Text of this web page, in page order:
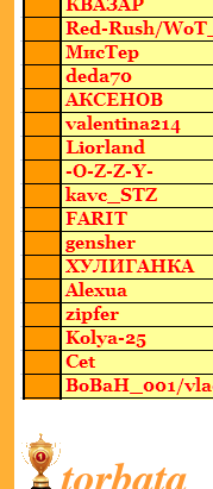
torbata